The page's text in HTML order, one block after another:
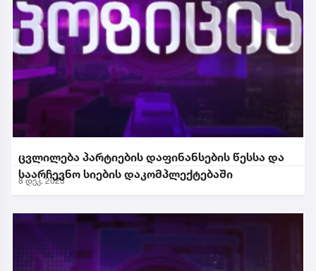
ცვლილება პარტიების დაფინანსების წესსა და
საარჩევნო სიების დაკომპლექტებაში
8 დეკ. 2023